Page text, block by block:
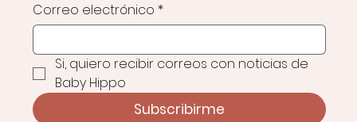
Correo electrónico *
Si, quiero recibir correos con noticias de
Baby Hippo
Subscribirme